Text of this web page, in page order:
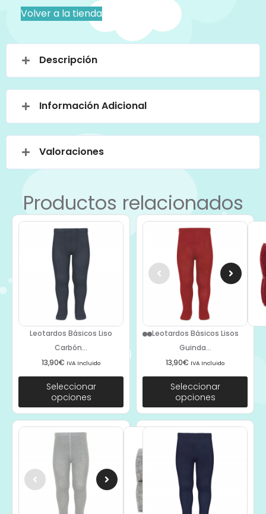
Volver a la tienda
Descripción
Información Adicional
Valoraciones
Productos relacionados
Leotardos Básicos Liso
Carbón...
13,90€ IVA Incluido
Seleccionar
opciones
Leotardos Básicos Lisos
Guinda...
13,90€ IVA Incluido
Seleccionar
opciones